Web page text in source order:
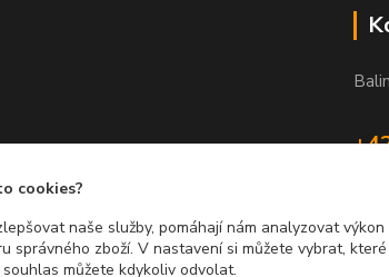
cookies?
naše služby, pomáhají nám analyzovat výkon
správného zboží. V nastavení si můžete vybrat, které
můžete kdykoliv odvolat.